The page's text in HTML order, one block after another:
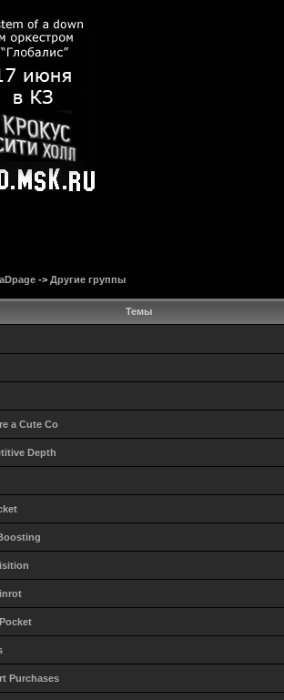
-> Другие группы
Темы
a Cute Co
Depth
Purchases